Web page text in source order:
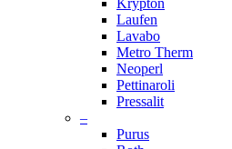
Krypton
Laufen
Lavabo
Metro Therm
Neoperl
Pettinaroli
Pressalit
–
Purus